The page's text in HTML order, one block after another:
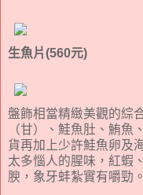
生魚片(560元)
盤飾相當精緻美觀的綜
（甘）、鮭魚肚、鮪魚
貨再加上少許鮭魚卵及
太多惱人的腥味，紅蝦
腴，象牙蚌紮實有嚼勁。